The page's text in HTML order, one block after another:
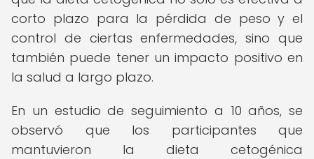
corto plazo para la pérdida de peso y el
control de ciertas enfermedades, sino que
también puede tener un impacto positivo en
la salud a largo plazo.
En un estudio de seguimiento a 10 años, se
observó que los participantes que
mantuvieron la dieta cetogénica